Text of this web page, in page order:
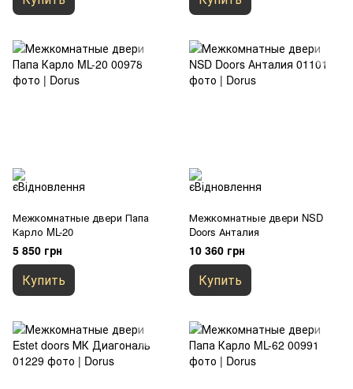
Межкомнатные двери Папа
Карло ML-20
5 850 грн
Купить
Межкомнатные двери NSD
Doors Анталия
10 360 грн
Купить